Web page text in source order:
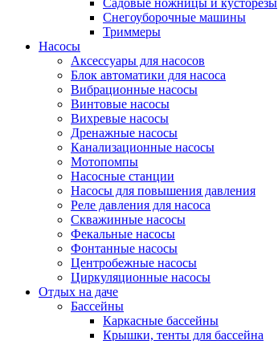
Садовые ножницы и кусторезы
Снегоуборочные машины
Триммеры
Насосы
Аксессуары для насосов
Блок автоматики для насоса
Вибрационные насосы
Винтовые насосы
Вихревые насосы
Дренажные насосы
Канализационные насосы
Мотопомпы
Насосные станции
Насосы для повышения давления
Реле давления для насоса
Скважинные насосы
Фекальные насосы
Фонтанные насосы
Центробежные насосы
Циркуляционные насосы
Отдых на даче
Бассейны
Каркасные бассейны
Крышки, тенты для бассейна